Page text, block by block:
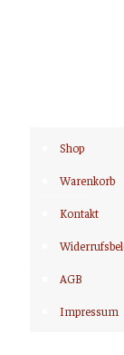
Shop
Warenkorb
Kontakt
AGB
Impressum